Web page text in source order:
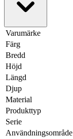
Varumärke
Färg
Bredd
Höjd
Längd
Djup
Material
Produkttyp
Serie
Användningsområde